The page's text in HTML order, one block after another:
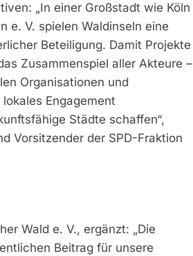
„In einer Großstadt wie Köln
e. V. spielen Waldinseln eine
Beteiligung. Damit Projekte
Zusammenspiel aller Akteure –
Organisationen und
Engagement
Städte schaffen“,
Vorsitzender der SPD-Fraktion
Wald e. V., ergänzt: „Die
Beitrag für unsere